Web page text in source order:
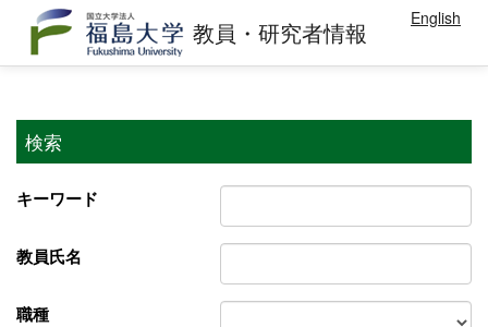
教員・研究者情報 English
検索
キーワード
教員氏名
職種